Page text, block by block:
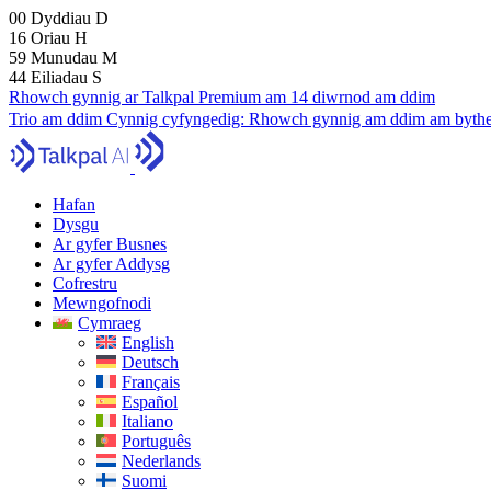
00 Dyddiau D
16 Oriau H
59 Munudau M
43 Eiliadau S
Rhowch gynnig ar Talkpal Premium am 14 diwrnod am ddim
Trio am ddim Cynnig cyfyngedig: Rhowch gynnig am ddim am
Hafan
Dysgu
Ar gyfer Busnes
Ar gyfer Addysg
Cofrestru
Mewngofnodi
Cymraeg
English
Deutsch
Français
Español
Italiano
Português
Nederlands
Suomi